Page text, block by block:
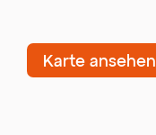
Karte ansehen